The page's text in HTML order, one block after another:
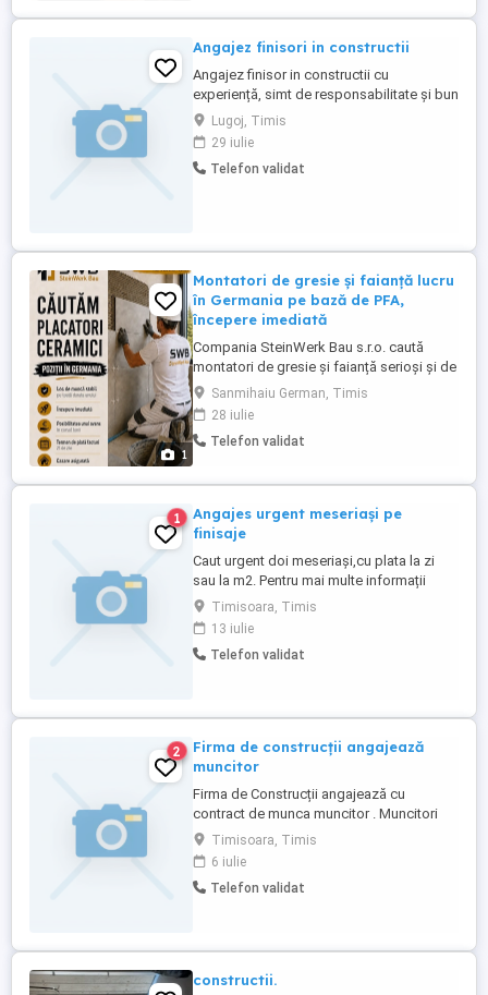
Remunerația se stabilește ...
Angajez finisori in constructii
Angajez finisor in constructii cu
experiență, simt de responsabilitate și bun
simț.Salarii pe măsură
Lugoj, Timis
29 iulie
Telefon validat
1
Montatori de gresie și faianță lucru
în Germania pe bază de PFA,
începere imediată
Compania SteinWerk Bau s.r.o. caută
montatori de gresie și faianță serioși și de
încredere pentru colaborare în Germania.
Activitatea se desfășoară pe bază de PFA
activitate independentă. Oferim lucru
stabil pe tot parcursul anului, posibilitatea
Remunerația se ...
Sanmihaiu German, Timis
28 iulie
Telefon validat
1
Angajes urgent meseriași pe
finisaje
Caut urgent doi meseriași,cu plata la zi
sau la m2. Pentru mai multe informații
sunați la numărul de telefon!
Timisoara, Timis
13 iulie
Telefon validat
2
Firma de construcții angajează
muncitor
Firma de Construcții angajează cu
contract de munca muncitor . Muncitori
finisori Zugravi Montatori gips carton
Montatori gresie faianță Fierari Dulgheri
Timisoara, Timis
6 iulie
Telefon validat
constructii.